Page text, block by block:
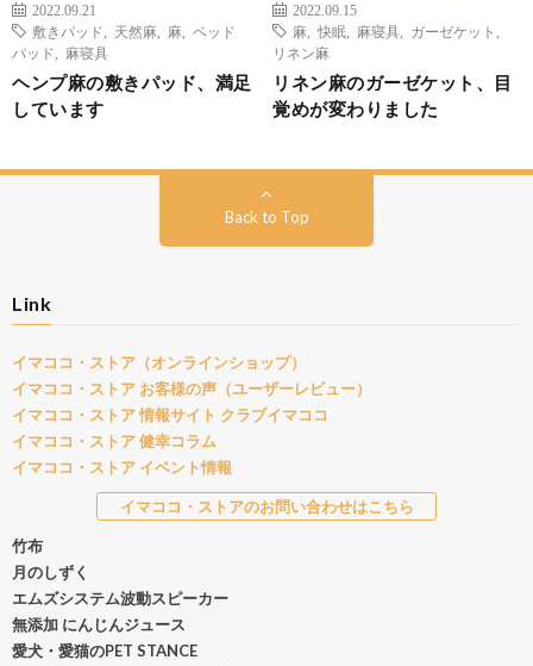
2022.09.21
敷きパッド
天然麻 麻
ベッド
パッド
麻寝具
ヘンプ麻の敷きパッド、満足
しています
2022.09.15
麻
快眠 麻寝具 ガーゼケット
リネン麻
リネン麻のガーゼケット、目
覚めが変わりました
Back to Top
Link
イマココ・ストア（オンラインショップ）
イマココ・ストア お客様の声（ユーザーレビュー）
イマココ・ストア 情報サイト クラブイマココ
イマココ・ストア 健幸コラム
イマココ・ストア イベント情報
イマココ・ストアのお問い合わせはこちら
竹布
月のしずく
エムズシステム波動スピーカー
無添加 にんじんジュース
愛犬・愛猫のPET STANCE